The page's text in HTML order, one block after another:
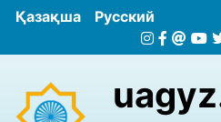
Қазақша Русский